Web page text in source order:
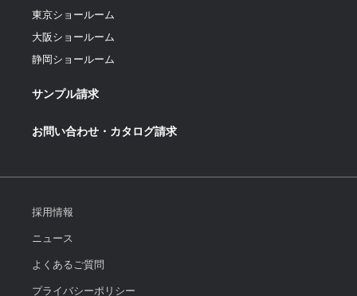
東京ショールーム
大阪ショールーム
静岡ショールーム
サンプル請求
お問い合わせ・カタログ請求
採用情報
ニュース
よくあるご質問
プライバシーポリシー